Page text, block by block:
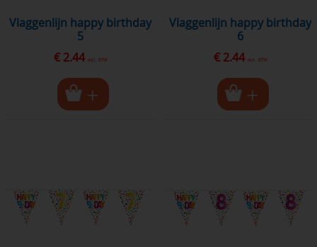
vlaggenlijn happy birthday
5
€ 2.44 excl. BTW
vlaggenlijn happy birthday
6
€ 2.44 excl. BTW